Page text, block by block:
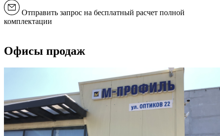
Отправить запрос на бесплатный расчет полной
комплектации
Офисы продаж